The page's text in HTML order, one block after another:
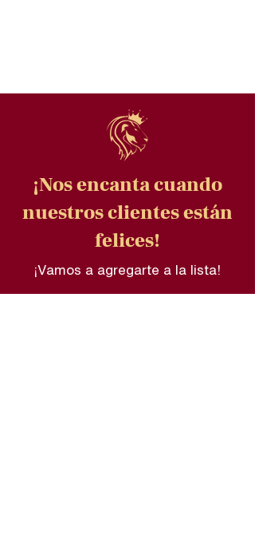
¡Nos encanta cuando
nuestros clientes están
felices!
¡Vamos a agregarte a la lista!